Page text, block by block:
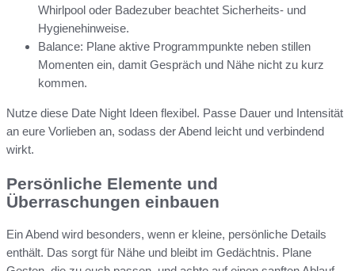
Whirlpool oder Badezuber beachtet Sicherheits- und
Hygienehinweise.
Balance: Plane aktive Programmpunkte neben stillen
Momenten ein, damit Gespräch und Nähe nicht zu kurz
kommen.
Nutze diese Date Night Ideen flexibel. Passe Dauer und Intensität
an eure Vorlieben an, sodass der Abend leicht und verbindend
wirkt.
Persönliche Elemente und
Überraschungen einbauen
Ein Abend wird besonders, wenn er kleine, persönliche Details
enthält. Das sorgt für Nähe und bleibt im Gedächtnis. Plane